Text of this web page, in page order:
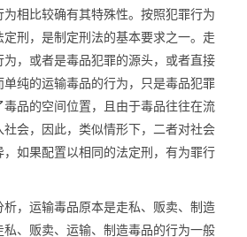
相比较确有其特殊性。按照犯罪行为
刑，是制定刑法的基本要求之一。走
，或者是毒品犯罪的源头，或者直接
纯的运输毒品的行为，只是毒品犯罪
品的空间位置，且由于毒品往往在流
会，因此，类似情形下，二者对社会
如果配置以相同的法定刑，有为罪行
，运输毒品原本是走私、贩卖、制造
、贩卖、运输、制造毒品的行为一般